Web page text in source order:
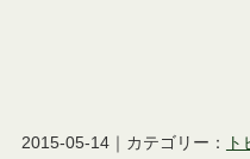
2015-05-14｜カテゴリー：